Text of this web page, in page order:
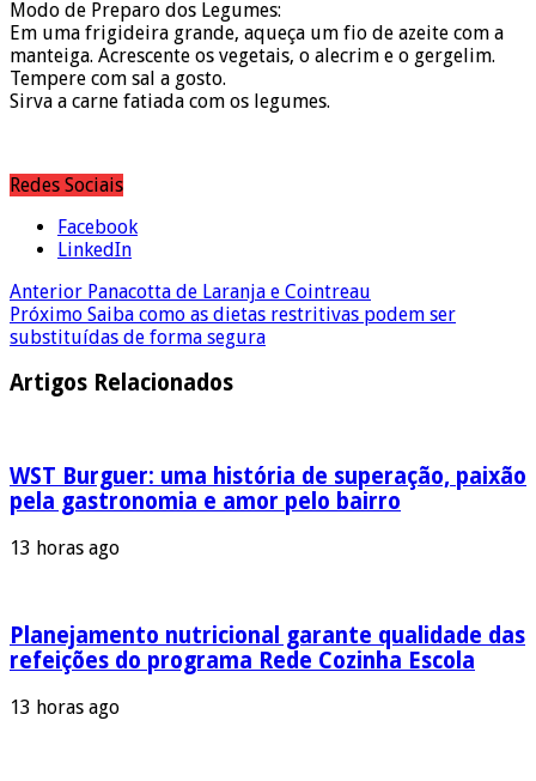
Modo de Preparo dos Legumes:
Em uma frigideira grande, aqueça um fio de azeite com a
manteiga. Acrescente os vegetais, o alecrim e o gergelim.
Tempere com sal a gosto.
Sirva a carne fatiada com os legumes.
Redes Sociais
Facebook
LinkedIn
Anterior Panacotta de Laranja e Cointreau
Próximo Saiba como as dietas restritivas podem ser
substituídas de forma segura
Artigos Relacionados
WST Burguer: uma história de superação, paixão
pela gastronomia e amor pelo bairro
13 horas ago
Planejamento nutricional garante qualidade das
refeições do programa Rede Cozinha Escola
13 horas ago